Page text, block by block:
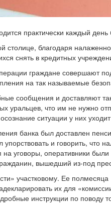
практически каждый
столице, благодаря
снять в кредитных
граждане совершают
на так называемые
сообщения и доставляют
уральцев, что им не нужно
ситуации у них
банка был доставлен
и говорить, что
уговоры, оперативники
вышедший из-под
участковому. Ее
их для
инструкции по поводу